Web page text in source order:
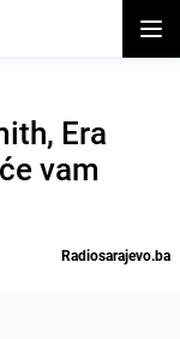
Era
vam
Radiosarajevo.ba